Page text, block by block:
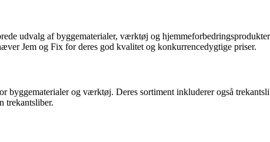
udvalg af byggematerialer, værktøj og
Jem og Fix for deres god kvalitet og konkurrencedygtige priser.
byggematerialer og værktøj. Deres sortiment inkluderer også
trekantsliber.